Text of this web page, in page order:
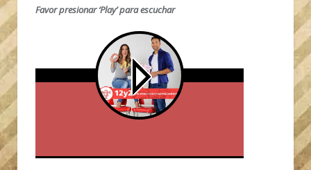
Favor presionar ‘Play’ para escuchar